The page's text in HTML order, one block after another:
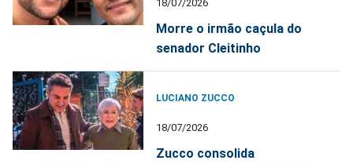
18/07/2026
Morre o irmão caçula do
senador Cleitinho
LUCIANO ZUCCO
18/07/2026
Zucco consolida